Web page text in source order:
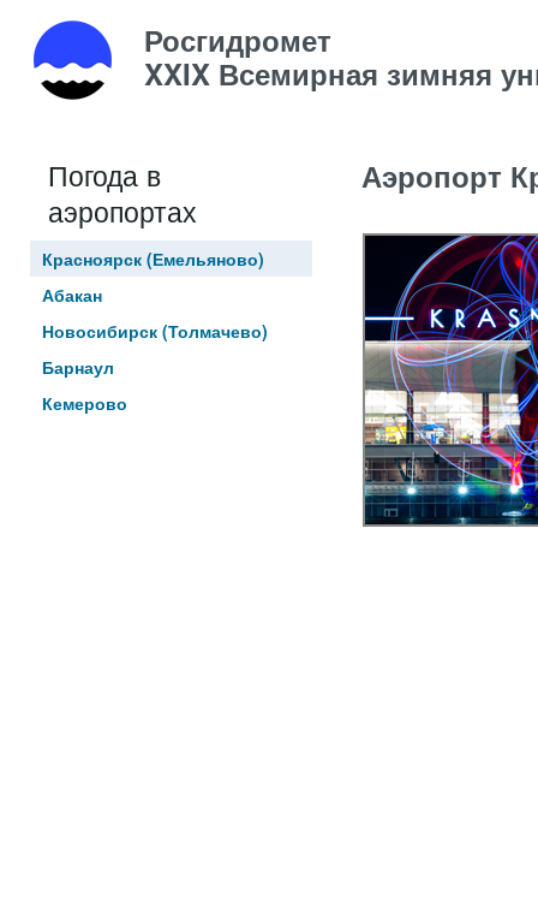
Росгидромет
XXIX Всемирная зимняя
Аэропорт
Погода в
аэропортах
Красноярск (Емельяново)
Абакан
Новосибирск (Толмачево)
Барнаул
Кемерово